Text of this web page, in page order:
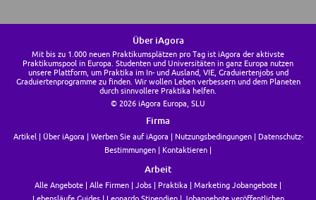
Über iAgora
Mit bis zu 1.000 neuen Praktikumsplätzen pro Tag ist iAgora der aktivste
Praktikumspool in Europa. Studenten und Universitäten in ganz Europa nutzen
unsere Plattform, um Praktika im In- und Ausland, VIE, Graduiertenjobs und
Graduiertenprogramme zu finden. Wir wollen Leben verbessern und dem Planeten
durch sinnvollere Praktika helfen.
© 2026 iAgora Europa, SLU
Firma
Artikel Über iAgora Werben Sie auf iAgora Nutzungsbedingungen
Datenschutz-
Bestimmungen
Kontaktieren
Arbeit
Alle Angebote Alle Firmen Jobs Praktika
Marketing Jobangebote